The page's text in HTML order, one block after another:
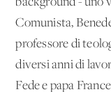
Comunista,
professore di
diversi anni di
Fede e papa